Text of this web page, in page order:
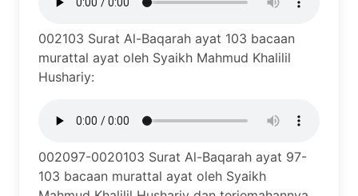
002103 Surat Al-Baqarah ayat 103 bacaan
murattal ayat oleh Syaikh Mahmud Khalilil
Hushariy:
002097-0020103 Surat Al-Baqarah ayat 97-
103 bacaan murattal ayat oleh Syaikh